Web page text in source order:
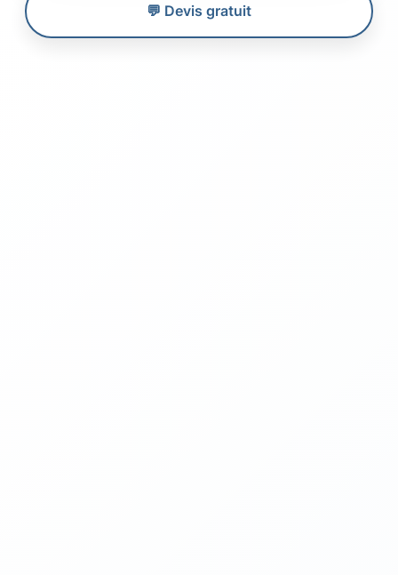
💬 Devis gratuit